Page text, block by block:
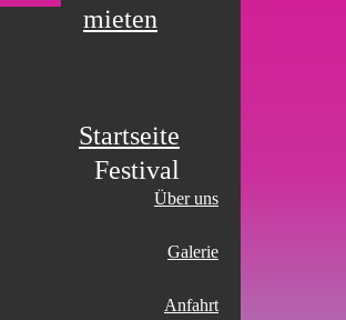
mieten
Startseite
Festival
Über uns
Galerie
Anfahrt